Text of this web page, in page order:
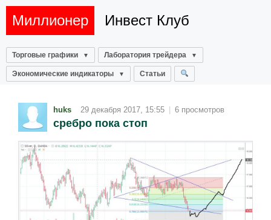
Миллионер Инвест Клуб
Торговые графики Лаборатория трейдера
Экономические индикаторы Статьи
huks 29 декабря 2017, 15:55 | 6 просмотров
сребро пока стоп